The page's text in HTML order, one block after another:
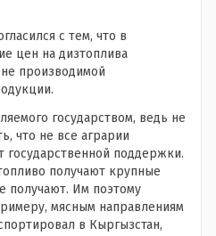
с тем, что в
цен на дизтоплива
производимой
государством, ведь не
что не все аграрии
государственной поддержки.
получают крупные
получают. Им поэтому
мясным направлениям
в Кыргызстан,